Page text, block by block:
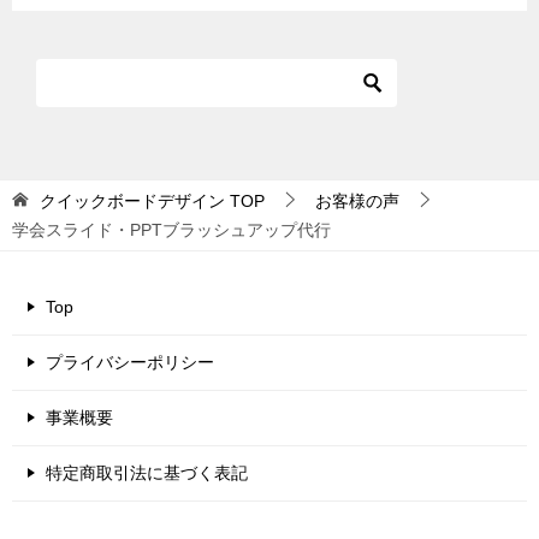
クイックボードデザイン TOP
お客様の声
学会スライド・PPTブラッシュアップ代行
Top
プライバシーポリシー
事業概要
特定商取引法に基づく表記